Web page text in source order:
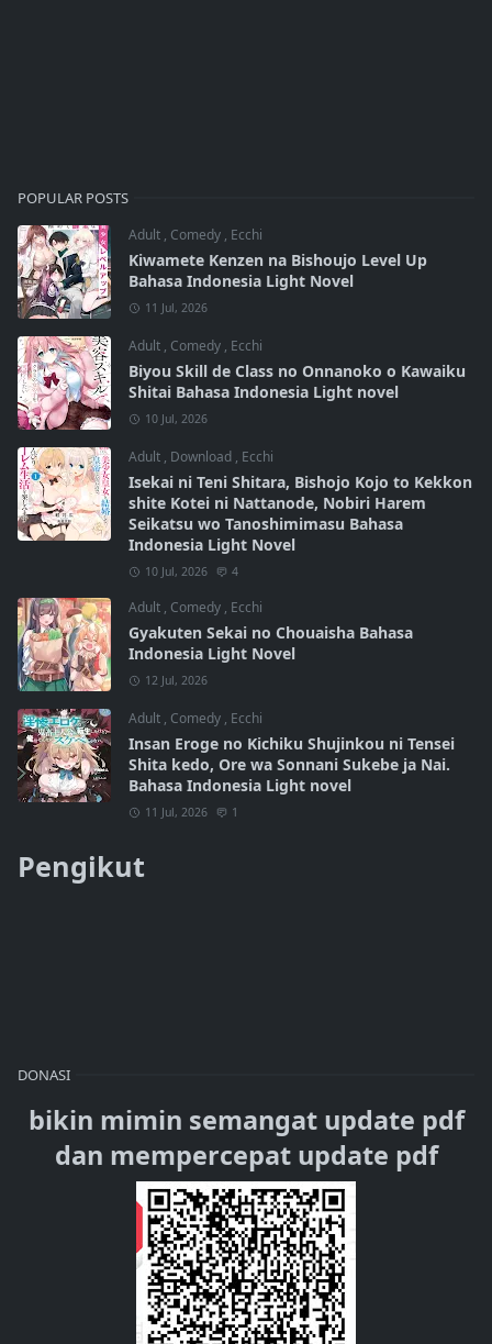
POPULAR POSTS
Adult , Comedy , Ecchi
Kiwamete Kenzen na Bishoujo Level Up
Bahasa Indonesia Light Novel
11 Jul, 2026
Adult , Comedy , Ecchi
Biyou Skill de Class no Onnanoko o Kawaiku
Shitai Bahasa Indonesia Light novel
10 Jul, 2026
Adult , Download , Ecchi
Isekai ni Teni Shitara, Bishojo Kojo to Kekkon
shite Kotei ni Nattanode, Nobiri Harem
Seikatsu wo Tanoshimimasu Bahasa
Indonesia Light Novel
10 Jul, 2026 4
Adult , Comedy , Ecchi
Gyakuten Sekai no Chouaisha Bahasa
Indonesia Light Novel
12 Jul, 2026
Adult , Comedy , Ecchi
Insan Eroge no Kichiku Shujinkou ni Tensei
Shita kedo, Ore wa Sonnani Sukebe ja Nai.
Bahasa Indonesia Light novel
11 Jul, 2026 1
Pengikut
DONASI
bikin mimin semangat update pdf
dan mempercepat update pdf